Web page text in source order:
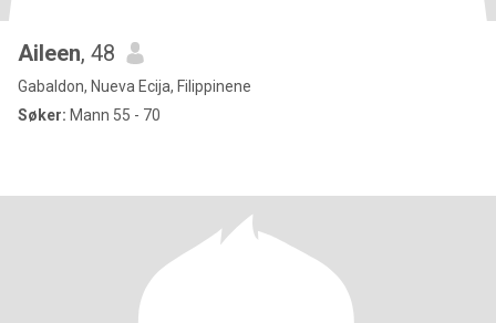
Aileen, 48
Gabaldon, Nueva Ecija, Filippinene
Søker: Mann 55 - 70